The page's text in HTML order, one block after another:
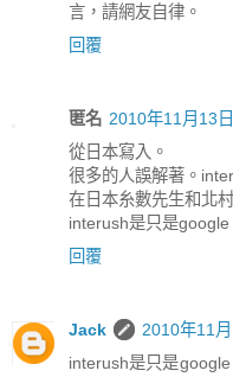
言，請網友自律。
回覆
匿名 2010年11月13
從日本寫入。
很多的人誤解著。
在日本糸數先生和北
interush是只是
回覆
Jack
2010年11
interush是只是